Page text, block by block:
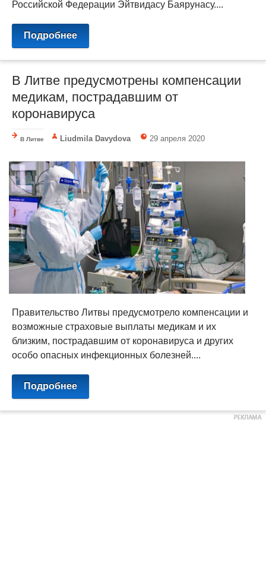
Российской Федерации Эйтвидасу Баярунасу....
Подробнее
В Литве предусмотрены компенсации
медикам, пострадавшим от
коронавируса
В Литве Liudmila Davydova 29 апреля 2020
Правительство Литвы предусмотрело компенсации и
возможные страховые выплаты медикам и их
близким, пострадавшим от коронавируса и других
особо опасных инфекционных болезней....
Подробнее